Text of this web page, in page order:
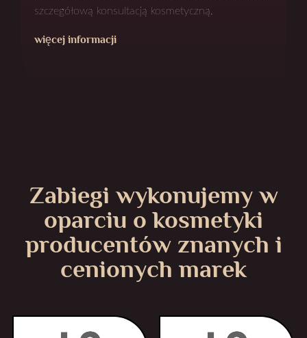
szczegółową konsultacją kosmetyczną.
więcej informacji
Zabiegi wykonujemy w
oparciu o kosmetyki
producentów znanych i
cenionych marek